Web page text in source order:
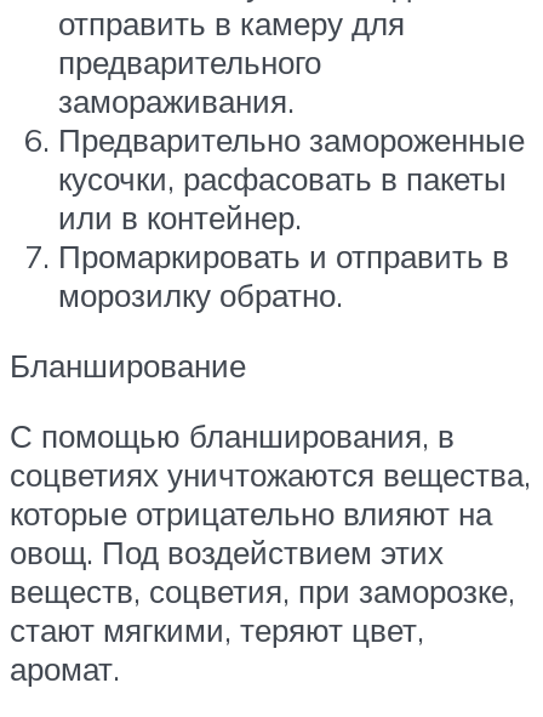
отправить в камеру для
предварительного
замораживания.
Предварительно замороженные
кусочки, расфасовать в пакеты
или в контейнер.
Промаркировать и отправить в
морозилку обратно.
Бланширование
С помощью бланширования, в
соцветиях уничтожаются вещества,
которые отрицательно влияют на
овощ. Под воздействием этих
веществ, соцветия, при заморозке,
стают мягкими, теряют цвет,
аромат.